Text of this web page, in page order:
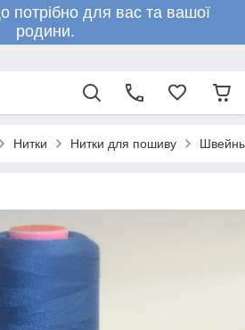
потрібно для вас та вашої
родини.
Нитки Нитки для пошиву